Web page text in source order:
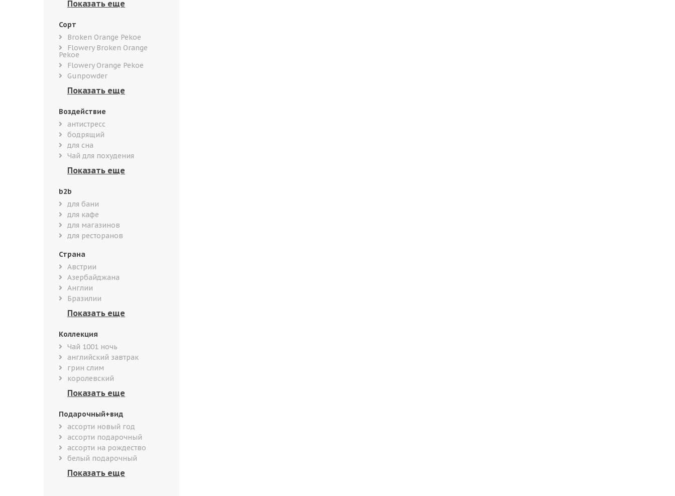
Сорт
Broken Orange Pekoe
Flowery Broken Orange
Pekoe
Flowery Orange Pekoe
Gunpowder
Воздействие
антистресс
бодрящий
для сна
Чай для похудения
b2b
для бани
для кафе
для магазинов
для ресторанов
Страна
Австрии
Азербайджана
Англии
Бразилии
Коллекция
Чай 1001 ночь
английский завтрак
грин слим
королевский
Подарочный+вид
ассорти новый год
ассорти подарочный
ассорти на рождество
белый подарочный